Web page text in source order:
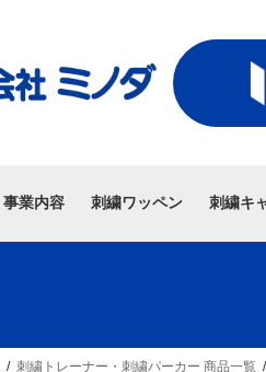
事業内容 刺繍ワッペン 刺繍キ
刺繍トレーナー・刺繍パーカー 商品一覧